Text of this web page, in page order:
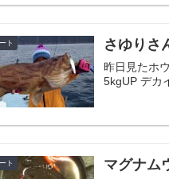
ト さゆりさ
昨日見たホ
5kgUP デカ
ト マグナム